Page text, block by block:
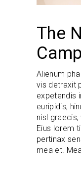
The
Alienum
vis detraxit
expetendis
euripidis,
nisl
Eius lorem
pertinax
mea et.